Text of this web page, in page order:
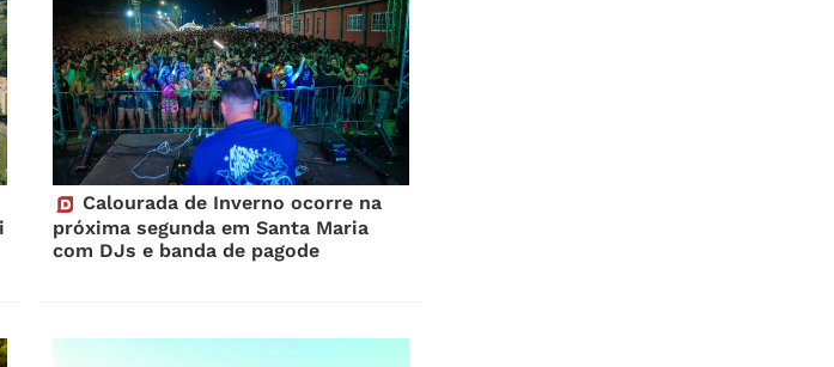
Calourada de Inverno ocorre na
próxima segunda em Santa Maria
com DJs e banda de pagode